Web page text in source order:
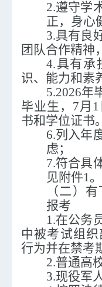
2.遵守学
正，身心
3.具有良
团队合作精神
4.具有承
识、能力和素
5.2026年
毕业生， 7月1
书和学位证书。
6.列入年
虑；
7.符合具
见附件1。
（二）
报考
1.在公务
中被考试组织
行为并在禁考
2.普通高
3.现役军人